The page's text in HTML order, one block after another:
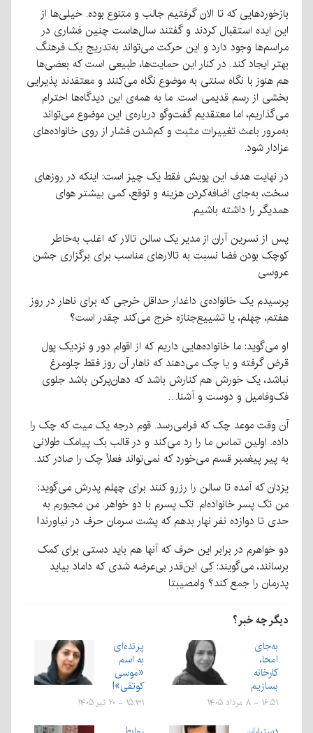
بازخوردهایی که تا الان گرفتیم جالب و متنوع بوده. خیلی‌ها از
این ایده استقبال کردند و گفتند سال‌هاست چنین فشاری در
مراسم‌ها وجود دارد و این حرکت می‌تواند به‌تدریج یک فرهنگ
بهتر ایجاد کند. در کنار این حمایت‌ها، طبیعی است که بعضی‌ها
هم هنوز با نگاه سنتی به موضوع نگاه می‌کنند و معتقدند پذیرایی
بخشی از رسم قدیمی است. ما به همه‌ی این دیدگاه‌ها احترام
می‌گذاریم، اما معتقدیم گفت‌وگو درباره‌ی این موضوع می‌تواند
به‌مرور باعث تغییرات مثبت و کم‌شدن فشار از روی خانواده‌های
عزادار شود.
در نهایت هدف این پویش فقط یک چیز است: اینکه در روزهای
سخت، به‌جای اضافه‌کردن هزینه و توقع، کمی بیشتر هوای
همدیگر را داشته باشیم.
پس از نسرین آران از مدیر یک سالن تالار که اغلب به‌خاطر
کوچک بودن فضا نسبت به تالارهای مناسب برای برگزاری جشن
عروسی
پرسیدم یک خانواده‌ی داغدار حداقل خرجی که برای ناهار در روز
هفتم، چهلم، یا تشییع‌جنازه خرج می‌کند چقدر است؟
او می‌گوید: ما خانواده‌هایی داریم که از اقوام دور و نزدیک پول
قرض گرفته و یا چک می‌دهند که ناهار آن روز فقط چلومرغ
نباشد، یک خورش هم کنارش باشد که دهان‌پرکن باشد جلوی
فک‌وفامیل و دوست و آشنا…
آن وقت موعد چک که فرامی‌رسد. قوم درجه یک میت که چک را
داده. اولین تماس ما را رد می‌کند و در قالب بک پیامک طولانی
به پیر پیغمبر قسم می‌خورد که نمی‌تواند فعلاً چک را صادر کند.
یزدان که آمده تا سالن را رزرو کنند برای چهلم پدرش می‌گوید:
من تک پسر خانواده‌ام. تک پسرم با دو خواهر. من مجبورم به
حدی تا دوازده نفر نهار بدهم که پشت سرمان حرف در نیاورند!
دو خواهرم در برابر این حرف که آنها هم باید دستی برای کمک
برسانند، می‌گویند: کِی این‌قدر بی‌عرضه شدی که داماد بیاید
پدرمان را جمع کند؟ وامصیبتا
دیگر چه خبر؟
به‌جای
امحا،
کارخانه
بسازیم
۱۶:۵۱ - ۸ مرداد ۱۴۰۵
پرنده‌ای
به اسم
«موسی
کوتقی»!
۱۵:۳۱ - ۲۰ تیر ۱۴۰۵